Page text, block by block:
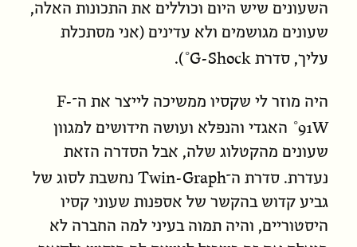
השעונים שיש היום וכוללים את התכונות האלה,
שעונים מגושמים ולא עדינים (אני מסתכלת
עליך, סדרת G-Shock
).
היה מוזר לי שקסיו ממשיכה לייצר את ה־F-
91W
האגדי והנפלא ועושה חידושים למגוון
שעונים מהקטלוג שלה, אבל הסדרה הזאת
נעדרת. סדרת ה־Twin-Graphנחשבת לסוג של
גביע קדוש בהקשר של אספנות שעוני קסיו
היסטוריים, והיה תמוה בעיני למה החברה לא